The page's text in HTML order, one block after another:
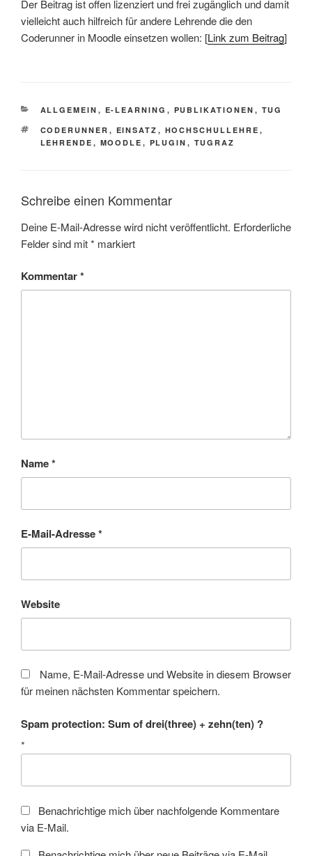
Der Beitrag ist offen lizenziert und frei zugänglich und damit
vielleicht auch hilfreich für andere Lehrende die den
Coderunner in Moodle einsetzen wollen: [Link zum Beitrag]
KATEGORIEN
ALLGEMEIN , E-LEARNING , PUBLIKATIONEN , TUG
SCHLAGWÖRTER
CODERUNNER , EINSATZ , HOCHSCHULLEHRE ,
LEHRENDE , MOODLE , PLUGIN , TUGRAZ
Schreibe einen Kommentar
Deine E-Mail-Adresse wird nicht veröffentlicht. Erforderliche
Felder sind mit* markiert
Kommentar*
Name*
E-Mail-Adresse*
Website
Name, E-Mail-Adresse und Website in diesem Browser
für meinen nächsten Kommentar speichern.
Spam protection: Sum of drei(three) + zehn(ten) ?
*
Benachrichtige mich über nachfolgende Kommentare
via E-Mail.